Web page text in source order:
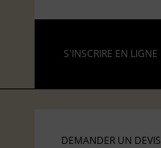
S'INSCRIRE EN LIGNE
DEMANDER UN DEVIS